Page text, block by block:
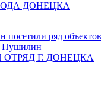
ДОНЕЦКА
ряд объектов
Пушилин
Г. ДОНЕЦКА